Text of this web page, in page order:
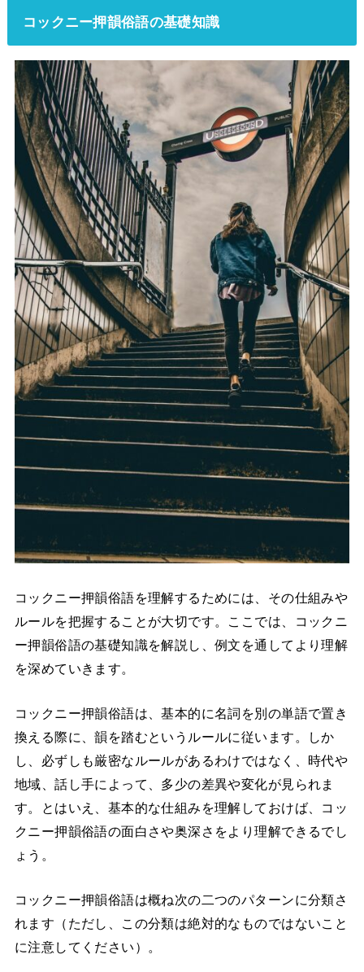
コックニー押韻俗語の基礎知識
コックニー押韻俗語を理解するためには、その仕組みや
ルールを把握することが大切です。ここでは、コックニ
ー押韻俗語の基礎知識を解説し、例文を通してより理解
を深めていきます。
コックニー押韻俗語は、基本的に名詞を別の単語で置き
換える際に、韻を踏むというルールに従います。しか
し、必ずしも厳密なルールがあるわけではなく、時代や
地域、話し手によって、多少の差異や変化が見られま
す。とはいえ、基本的な仕組みを理解しておけば、コッ
クニー押韻俗語の面白さや奥深さをより理解できるでし
ょう。
コックニー押韻俗語は概ね次の二つのパターンに分類さ
れます（ただし、この分類は絶対的なものではないこと
に注意してください）。